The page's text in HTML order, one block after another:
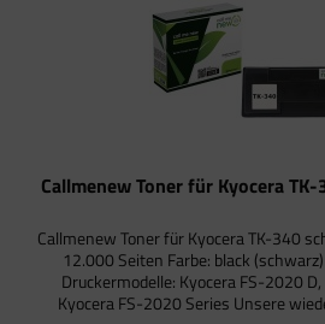
Callmenew Toner für Kyocera
Callmenew Toner für Kyocera TK-340
12.000 Seiten Farbe: black
Druckermodelle: Kyocera FS-2020
Kyocera FS-2020 Series Unsere